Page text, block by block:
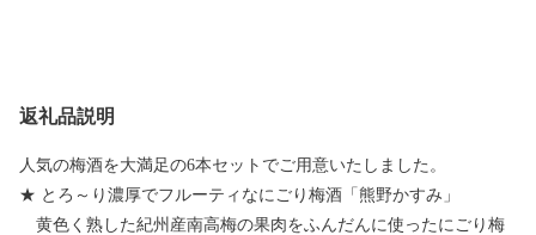
返礼品説明
人気の梅酒を大満足の6本セットでご用意いたしました。
★ とろ～り濃厚でフルーティなにごり梅酒「熊野かすみ」
黄色く熟した紀州産南高梅の果肉をふんだんに使ったにごり梅